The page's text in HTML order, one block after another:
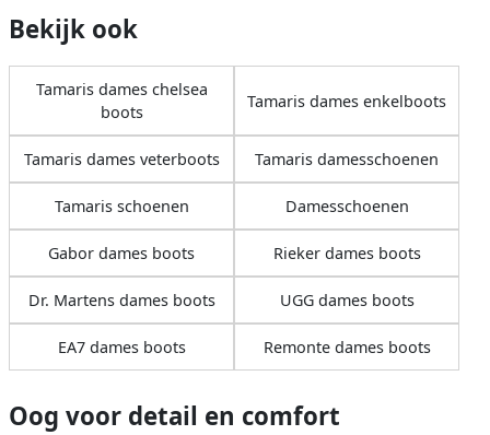
Bekijk ook
Tamaris dames chelsea
boots
Tamaris dames enkelboots
Tamaris dames veterboots Tamaris damesschoenen
Tamaris schoenen Damesschoenen
Gabor dames boots Rieker dames boots
Dr. Martens dames boots UGG dames boots
EA7 dames boots Remonte dames boots
Oog voor detail en comfort